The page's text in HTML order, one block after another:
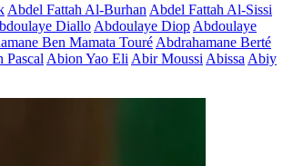
Abdel Fattah Al-Burhan Abdel Fattah Al-Sissi
Diallo Abdoulaye Diop Abdoulaye
Ben Mamata Touré Abdrahamane Berté
Pascal Abion Yao Eli Abir Moussi Abissa Abiy